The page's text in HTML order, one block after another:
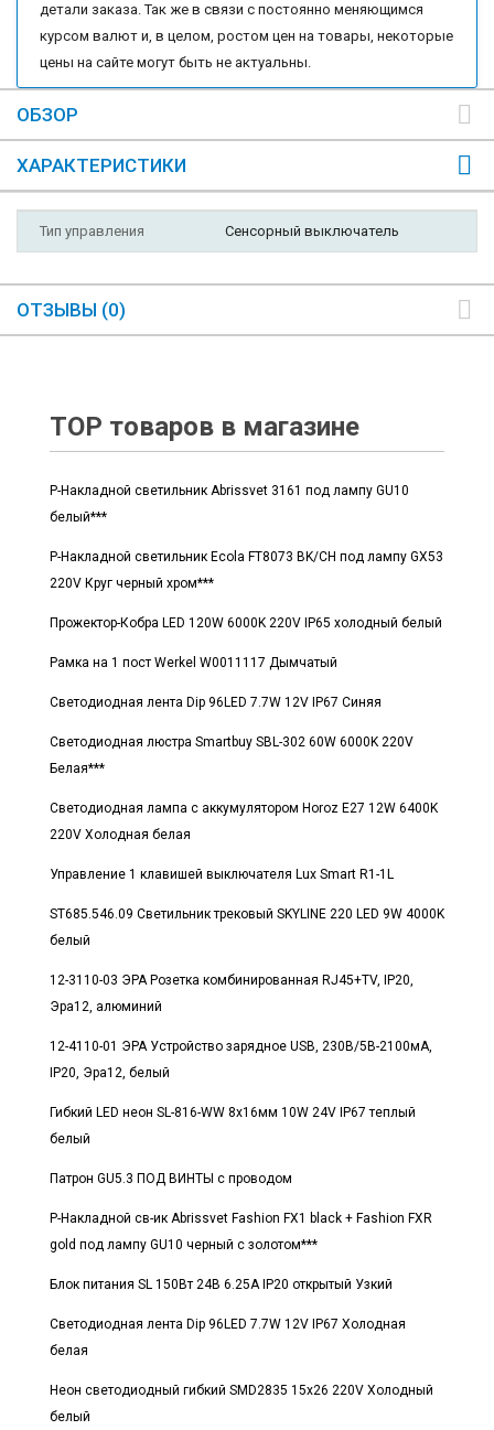
детали заказа. Так же в связи с постоянно меняющимся
курсом валют и, в целом, ростом цен на товары, некоторые
цены на сайте могут быть не актуальны.
ОБЗОР
ХАРАКТЕРИСТИКИ
Тип управления Сенсорный выключатель
ОТЗЫВЫ (0)
TOP товаров в магазине
Р-Накладной светильник Abrissvet 3161 под лампу GU10
белый***
Р-Накладной светильник Ecola FT8073 BK/CH под лампу GX53
220V Круг черный хром***
Прожектор-Кобра LED 120W 6000K 220V IP65 холодный белый
Рамка на 1 пост Werkel W0011117 Дымчатый
Светодиодная лента Dip 96LED 7.7W 12V IP67 Синяя
Светодиодная люстра Smartbuy SBL-302 60W 6000K 220V
Белая***
Светодиодная лампа с аккумулятором Horoz E27 12W 6400K
220V Холодная белая
Управление 1 клавишей выключателя Lux Smart R1-1L
ST685.546.09 Светильник трековый SKYLINE 220 LED 9W 4000K
белый
12-3110-03 ЭРА Розетка комбинированная RJ45+TV, IP20,
Эра12, алюминий
12-4110-01 ЭРА Устройство зарядное USB, 230В/5В-2100мА,
IP20, Эра12, белый
Гибкий LED неон SL-816-WW 8x16мм 10W 24V IP67 теплый
белый
Патрон GU5.3 ПОД ВИНТЫ с проводом
Р-Накладной св-ик Abrissvet Fashion FX1 black + Fashion FXR
gold под лампу GU10 черный с золотом***
Блок питания SL 150Вт 24В 6.25А IP20 открытый Узкий
Светодиодная лента Dip 96LED 7.7W 12V IP67 Холодная
белая
Неон светодиодный гибкий SMD2835 15x26 220V Холодный
белый